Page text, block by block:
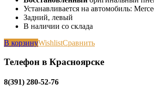
Устанавливается на автомобиль:
Задний, левый
В наличии со склада
В корзинуWishlistСравнить
Телефон в Красноярске
8(391) 280-52-76